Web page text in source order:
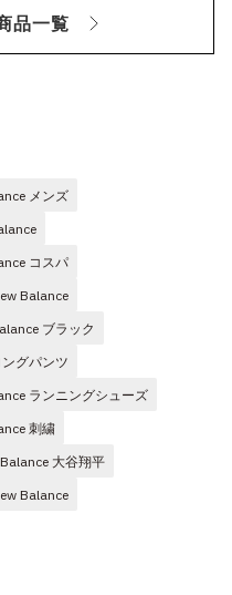
品一覧
メンズ
コスパ
Balance
ブラック
グパンツ
ランニングシューズ
刺繍
大谷翔平
Balance